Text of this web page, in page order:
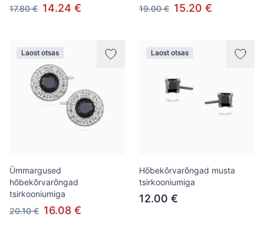
17.80 € 14.24 €
19.00 € 15.20 €
Laost otsas
Ümmargused
hõbekõrvarõngad
tsirkooniumiga
20.10 € 16.08 €
Laost otsas
Hõbekõrvarõngad musta
tsirkooniumiga
12.00 €